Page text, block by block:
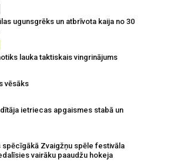
ugunsgrēks un atbrīvota kaija no 30
lauka taktiskais vingrinājums
vēsāks
ietriecas apgaismes stabā un
Zvaigžņu spēle festivāla
vairāku paaudžu hokeja